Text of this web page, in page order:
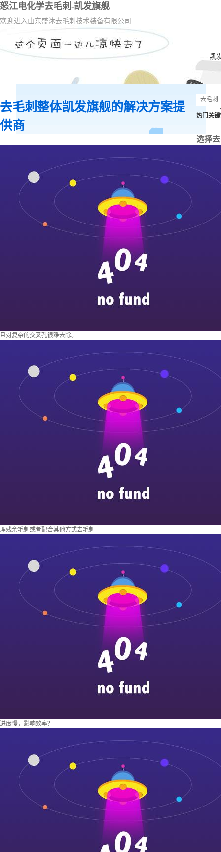
怒江电化学去毛刺-凯发旗舰
欢迎进入山东盛沐去毛刺技术装备有限公司
凯
去毛刺整体凯发旗舰的解决方案提
供商
热门关
选择
且对复杂的交叉孔很难去除。
理残余毛刺或者配合其他方式去毛刺
进度慢，影响效率？